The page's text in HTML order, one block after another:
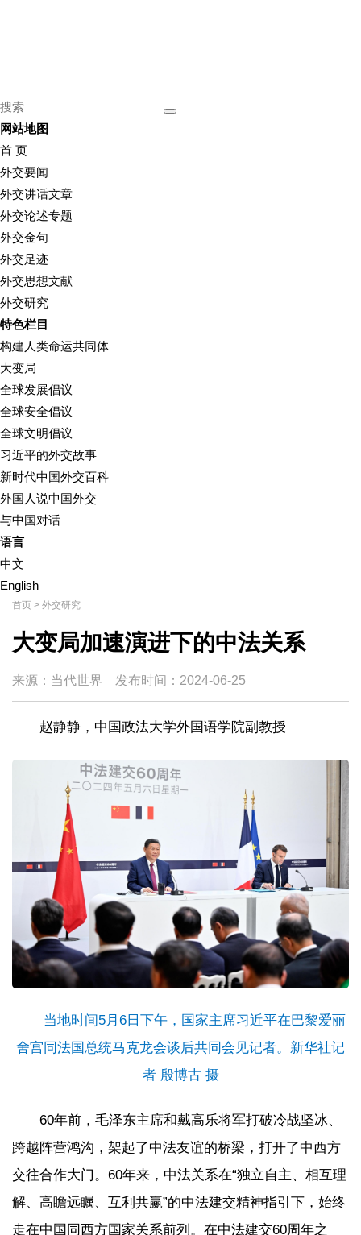
网站地图
首 页
外交要闻
外交讲话文章
外交论述专题
外交金句
外交足迹
外交思想文献
外交研究
特色栏目
构建人类命运共同体
大变局
全球发展倡议
全球安全倡议
全球文明倡议
习近平的外交故事
新时代中国外交百科
外国人说中国外交
与中国对话
语言
中文
English
首页 > 外交研究
大变局加速演进下的中法关系
来源：当代世界 发布时间： 2024-06-25
赵静静，中国政法大学外国语学院副教授
当地时间5月6日下午，国家主席习近平在巴黎爱丽
舍宫同法国总统马克龙会谈后共同会见记者。新华社记
者 殷博古 摄
60年前，毛泽东主席和戴高乐将军打破冷战坚冰、
跨越阵营鸿沟，架起了中法友谊的桥梁，打开了中西方
交往合作大门。60年来，中法关系在“独立自主、相互理
解、高瞻远瞩、互利共赢”的中法建交精神指引下，始终
走在中国同西方国家关系前列。在中法建交60周年之